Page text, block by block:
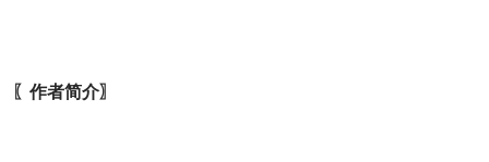
〖作者简介〗